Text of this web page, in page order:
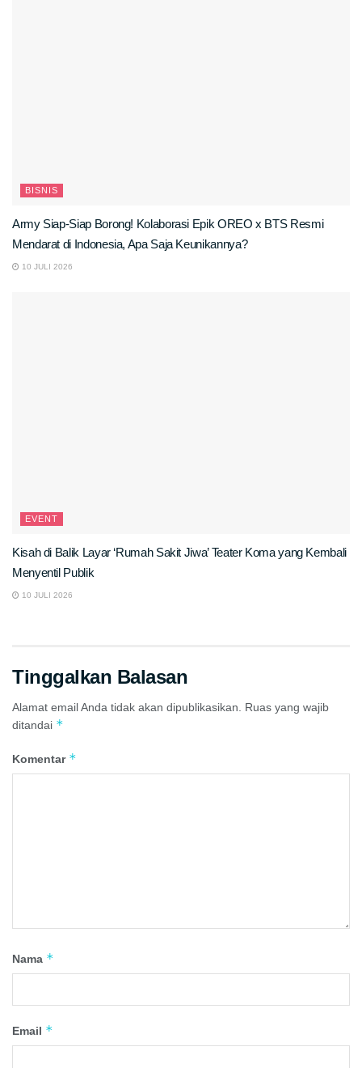
BISNIS
Army Siap-Siap Borong! Kolaborasi Epik OREO x BTS Resmi
Mendarat di Indonesia, Apa Saja Keunikannya?
10 JULI 2026
EVENT
Kisah di Balik Layar ‘Rumah Sakit Jiwa’ Teater Koma yang Kembali
Menyentil Publik
10 JULI 2026
Tinggalkan Balasan
Alamat email Anda tidak akan dipublikasikan.
Ruas yang wajib
ditandai *
Komentar *
Nama *
Email *